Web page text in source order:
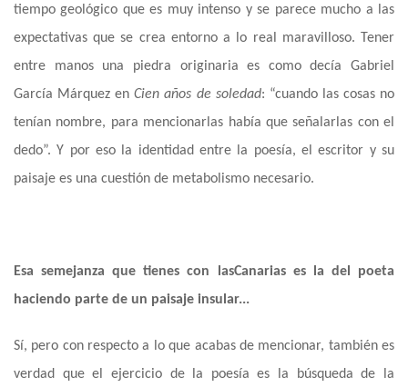
tiempo geológico que es muy intenso y se parece mucho a las
expectativas que se crea entorno a lo real maravilloso. Tener
entre manos una piedra originaria es como decía Gabriel
García Márquez enCien años de soledad: “cuando las cosas no
tenían nombre, para mencionarlas había que señalarlas con el
dedo”. Y por eso la identidad entre la poesía, el escritor y su
paisaje es una cuestión de metabolismo necesario.
Esa semejanza que tienes con lasCanariases la del poeta
haciendo parte de un paisaje insular...
Sí, pero con respecto a lo que acabas de mencionar, también es
verdad que el ejercicio de la poesíaes la búsqueda de la